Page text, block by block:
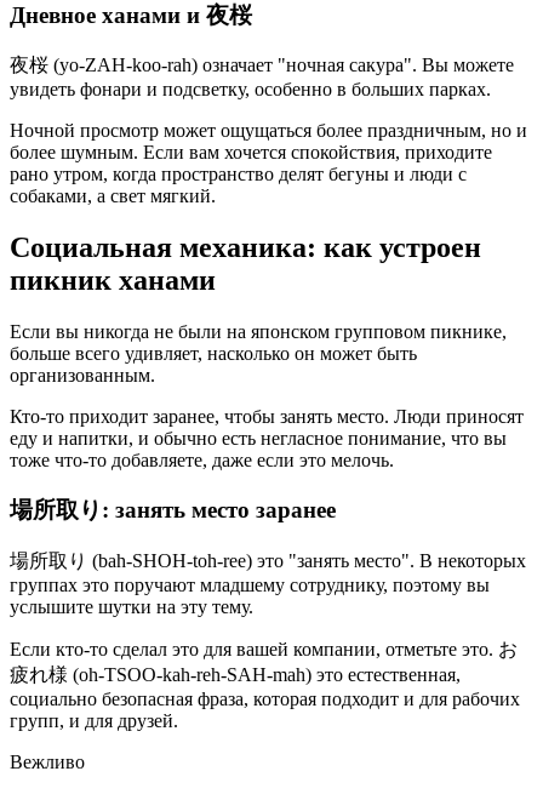
Дневное ханами и 夜桜
夜桜 (yo-ZAH-koo-rah) означает "ночная сакура". Вы можете
увидеть фонари и подсветку, особенно в больших парках.
Ночной просмотр может ощущаться более праздничным, но и
более шумным. Если вам хочется спокойствия, приходите
рано утром, когда пространство делят бегуны и люди с
собаками, а свет мягкий.
Социальная механика: как устроен
пикник ханами
Если вы никогда не были на японском групповом пикнике,
больше всего удивляет, насколько он может быть
организованным.
Кто-то приходит заранее, чтобы занять место. Люди приносят
еду и напитки, и обычно есть негласное понимание, что вы
тоже что-то добавляете, даже если это мелочь.
場所取り: занять место заранее
場所取り (bah-SHOH-toh-ree) это "занять место". В некоторых
группах это поручают младшему сотруднику, поэтому вы
услышите шутки на эту тему.
Если кто-то сделал это для вашей компании, отметьте это. お
疲れ様 (oh-TSOO-kah-reh-SAH-mah) это естественная,
социально безопасная фраза, которая подходит и для рабочих
групп, и для друзей.
Вежливо